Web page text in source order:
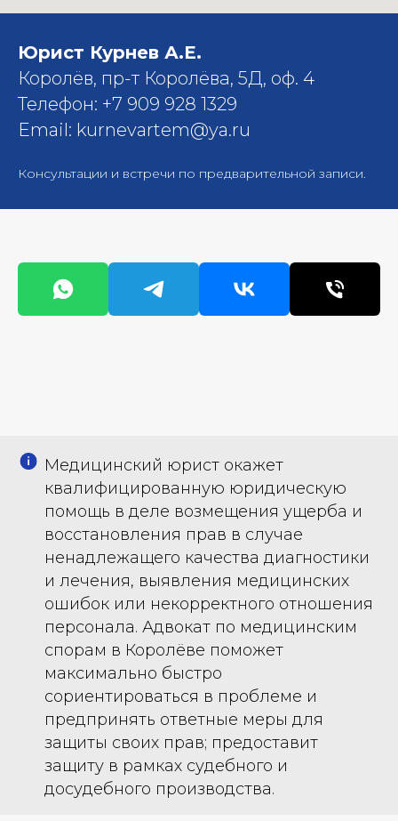
Юрист Курнев А.Е.
Королёв, пр-т Королёва, 5Д, оф. 4
Телефон: +7 909 928 1329
Email: kurnevartem@ya.ru
Консультации и встречи по предварительной записи.
Медицинский юрист окажет
квалифицированную юридическую
помощь в деле возмещения ущерба и
восстановления прав в случае
ненадлежащего качества диагностики
и лечения, выявления медицинских
ошибок или некорректного отношения
персонала. Адвокат по медицинским
спорам в Королёве поможет
максимально быстро
сориентироваться в проблеме и
предпринять ответные меры для
защиты своих прав; предоставит
защиту в рамках судебного и
досудебного производства.